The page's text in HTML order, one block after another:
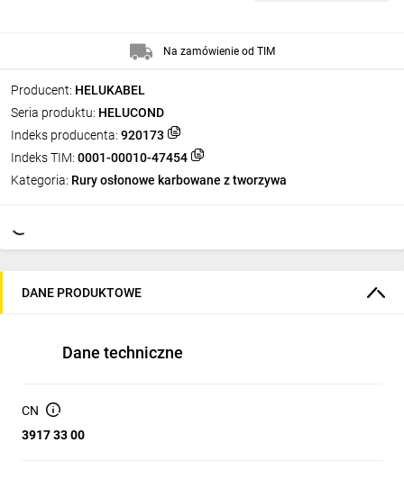
Producent: HELUKABEL
Seria produktu: HELUCOND
Indeks producenta: 920173
Indeks TIM: 0001-00010-47454
Kategoria: Rury osłonowe karbowane z tworzywa
Na zamówienie od TIM
DANE PRODUKTOWE
Dane techniczne
CN
3917 33 00